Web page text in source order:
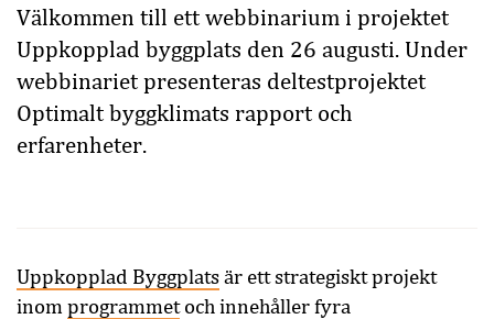
Välkommen till ett webbinarium i projektet
Uppkopplad byggplats den 26 augusti. Under
webbinariet presenteras deltestprojektet
Optimalt byggklimats rapport och
erfarenheter.
Uppkopplad Byggplatsär ett strategiskt projekt
inom programmetoch innehåller fyra